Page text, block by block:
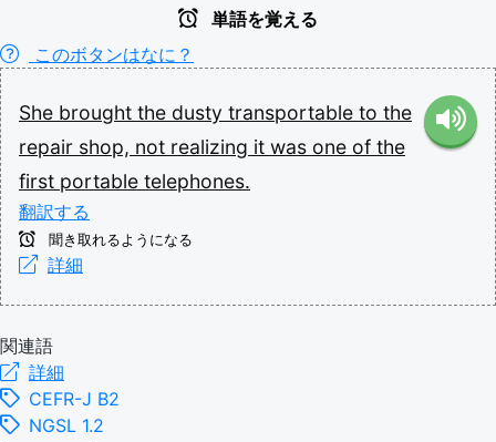
単語を覚える
このボタンはなに？
She brought the dusty transportable to the
repair shop, not realizing it was one of the
first portable telephones.
翻訳する
聞き取れるようになる
詳細
関連語
詳細
CEFR-J B2
NGSL 1.2